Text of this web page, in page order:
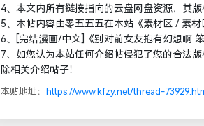
4、本文内所有链接指向的云盘网盘资源，其
5、本帖内容由零五五五在本站《素材区 / 素
6、[完结漫画/中文]《别对前女友抱有幻想啊
7、如您认为本站任何介绍帖侵犯了您的合法
除相关介绍帖子！
本贴地址： https://www.kfzy.net/thread-